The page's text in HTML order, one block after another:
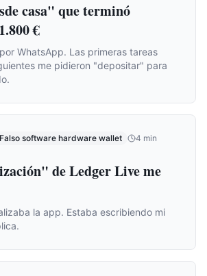
casa" que terminó
€
WhatsApp. Las primeras tareas
me pidieron "depositar" para
Falso software hardware wallet 4 min
de Ledger Live me
la app. Estaba escribiendo mi